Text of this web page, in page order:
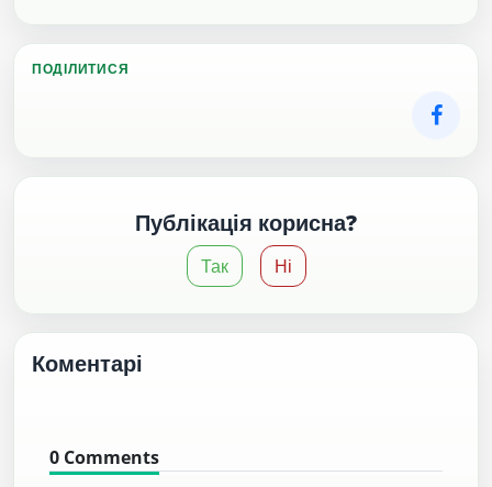
ПОДІЛИТИСЯ
Публікація корисна?
Так Ні
Коментарі
0 Comments